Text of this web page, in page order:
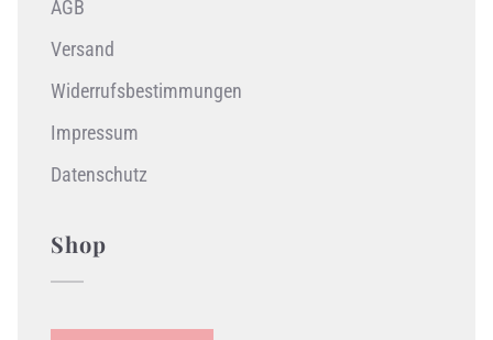
AGB
Versand
Widerrufsbestimmungen
Impressum
Datenschutz
Shop